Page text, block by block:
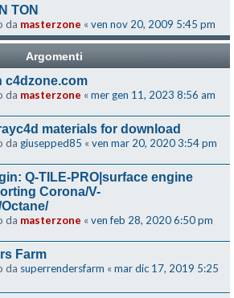
TON
da masterzone « ven nov 20, 2009 5:45 pm
Argomenti
c4dzone.com
da masterzone « mer gen 11, 2023 8:56 am
materials for download
da giusepped85 « ven mar 20, 2020 3:54 pm
Q-TILE-PRO|surface engine
Corona/V-
da masterzone « ven feb 28, 2020 6:50 pm
Farm
da superrendersfarm « mar dic 17, 2019 5:25